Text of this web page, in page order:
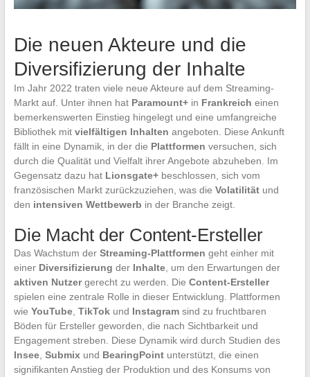
Die neuen Akteure und die
Diversifizierung der Inhalte
Im Jahr 2022 traten viele neue Akteure auf dem Streaming-
Markt auf. Unter ihnen hat Paramount+in Frankreich einen
bemerkenswerten Einstieg hingelegt und eine umfangreiche
Bibliothek mit vielfältigen Inhalten angeboten. Diese Ankunft
fällt in eine Dynamik, in der die Plattformen versuchen, sich
durch die Qualität und Vielfalt ihrer Angebote abzuheben. Im
Gegensatz dazu hat Lionsgate+beschlossen, sich vom
französischen Markt zurückzuziehen, was die Volatilitätund
den intensiven Wettbewerb in der Branche zeigt.
Die Macht der Content-Ersteller
Das Wachstum der Streaming-Plattformen geht einher mit
einer Diversifizierung der Inhalte, um den Erwartungen der
aktiven Nutzergerecht zu werden. Die Content-Ersteller
spielen eine zentrale Rolle in dieser Entwicklung. Plattformen
wie YouTube, TikTokund Instagramsind zu fruchtbaren
Böden für Ersteller geworden, die nach Sichtbarkeit und
Engagement streben. Diese Dynamik wird durch Studien des
Insee, Submixund BearingPointunterstützt, die einen
signifikanten Anstieg der Produktion und des Konsums von